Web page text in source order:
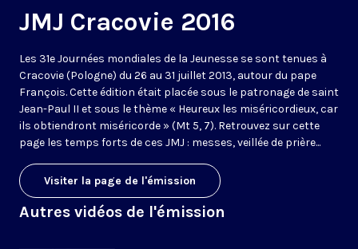
JMJ Cracovie 2016
Les 31e Journées mondiales de la Jeunesse se sont tenues à
Cracovie (Pologne) du 26 au 31 juillet 2013, autour du pape
François. Cette édition était placée sous le patronage de saint
Jean-Paul II et sous le thème « Heureux les miséricordieux, car
ils obtiendront miséricorde » (Mt 5, 7). Retrouvez sur cette
page les temps forts de ces JMJ : messes, veillée de prière...
Visiter la page de l'émission
Autres vidéos de l'émission